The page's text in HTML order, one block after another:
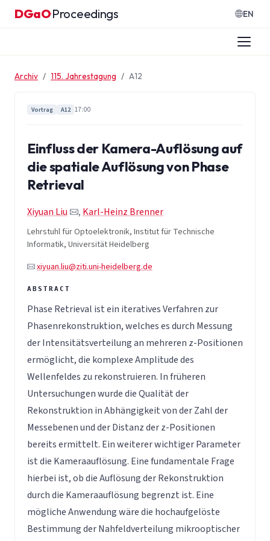
Zum Inhalt springen
DGaO·Proceedings EN
Archiv 115. Jahrestagung A12
Vortrag A12 17:00
Einfluss der Kamera-Auflösung auf
die spatiale Auflösung von Phase
Retrieval
Xiyuan Liu , Karl-Heinz Brenner
Lehrstuhl für Optoelektronik, Institut für Technische
Informatik, Universität Heidelberg
xiyuan.liu@ziti.uni-heidelberg.de
Phase Retrieval ist ein iteratives Verfahren zur
Phasenrekonstruktion, welches es durch Messung
der Intensitätsverteilung an mehreren z-Positionen
ermöglicht, die komplexe Amplitude des
Wellenfeldes zu rekonstruieren. In früheren
Untersuchungen wurde die Qualität der
Rekonstruktion in Abhängigkeit von der Zahl der
Messebenen und der Distanz der z-Positionen
bereits ermittelt. Ein weiterer wichtiger Parameter
ist die Kameraauflösung. Eine fundamentale Frage
hierbei ist, ob die Auflösung der Rekonstruktion
durch die Kameraauflösung begrenzt ist. Eine
mögliche Anwendung wäre die hochaufgelöste
Bestimmung der Nahfeldverteilung mikrooptischer